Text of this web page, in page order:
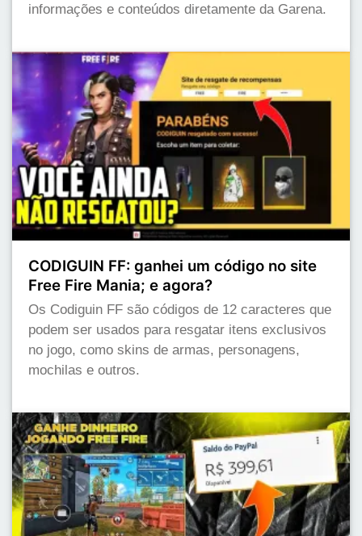
informações e conteúdos diretamente da Garena.
CODIGUIN FF: ganhei um código no site
Free Fire Mania; e agora?
Os Codiguin FF são códigos de 12 caracteres que
podem ser usados para resgatar itens exclusivos
no jogo, como skins de armas, personagens,
mochilas e outros.